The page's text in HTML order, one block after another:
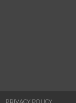
PRIVACY POLICY